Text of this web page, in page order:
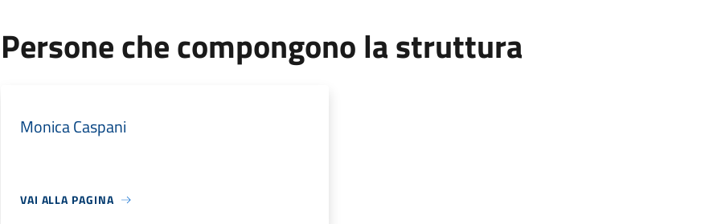
Persone che compongono la struttura
Monica Caspani
VAI ALLA PAGINA